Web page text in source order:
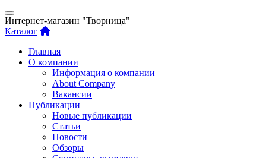
Интернет-магазин "Творница"
Каталог
Главная
О компании
Информация о компании
About Company
Вакансии
Публикации
Новые публикации
Статьи
Новости
Обзоры